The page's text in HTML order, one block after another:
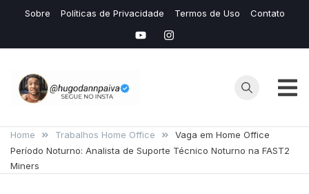
content
Sobre Políticas de Privacidade Termos de Uso Contato
Hugo
Dann
Conteudos de
IAS e Avaliação
de Mídias
Home Trabalhos Home Office
Vaga em Home Office
Período Noturno: Analista de Suporte Técnico Noturno na FAST2
Miners